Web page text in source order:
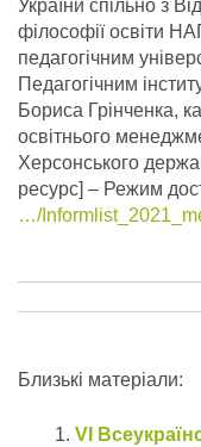
України спільно з
філософії освіти
педагогічним
Педагогічним
Бориса Грінченка,
освітнього
Херсонського
ресурс] – Режим
…/
Близькі матеріали:
VІ